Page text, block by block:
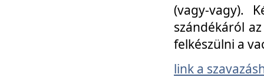
(vagy-vagy).
szándékáról
felkészülni a
link a